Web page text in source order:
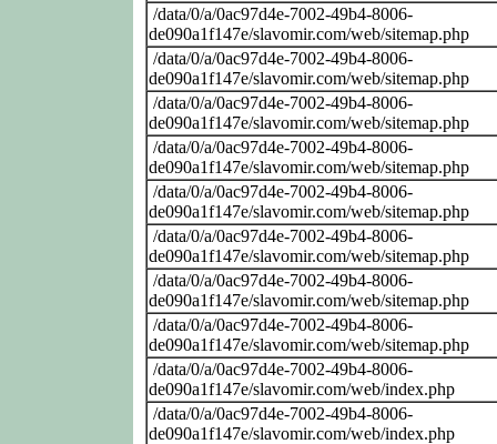
/data/0/a/0ac97d4e-7002-49b4-8006-
de090a1f147e/slavomir.com/web/sitemap.php
/data/0/a/0ac97d4e-7002-49b4-8006-
de090a1f147e/slavomir.com/web/sitemap.php
/data/0/a/0ac97d4e-7002-49b4-8006-
de090a1f147e/slavomir.com/web/sitemap.php
/data/0/a/0ac97d4e-7002-49b4-8006-
de090a1f147e/slavomir.com/web/sitemap.php
/data/0/a/0ac97d4e-7002-49b4-8006-
de090a1f147e/slavomir.com/web/sitemap.php
/data/0/a/0ac97d4e-7002-49b4-8006-
de090a1f147e/slavomir.com/web/sitemap.php
/data/0/a/0ac97d4e-7002-49b4-8006-
de090a1f147e/slavomir.com/web/sitemap.php
/data/0/a/0ac97d4e-7002-49b4-8006-
de090a1f147e/slavomir.com/web/sitemap.php
/data/0/a/0ac97d4e-7002-49b4-8006-
de090a1f147e/slavomir.com/web/index.php
/data/0/a/0ac97d4e-7002-49b4-8006-
de090a1f147e/slavomir.com/web/index.php